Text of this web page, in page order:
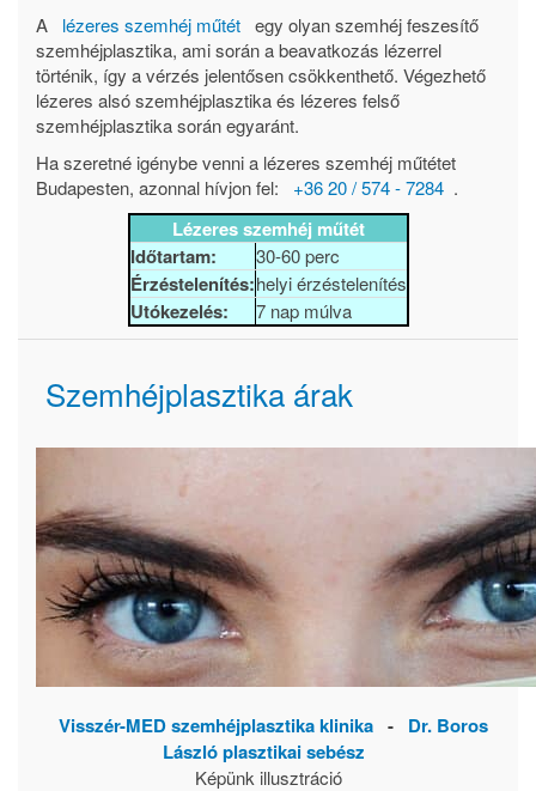
A
lézeres szemhéj műtét egy olyan szemhéj feszesítő
szemhéjplasztika, ami során a beavatkozás lézerrel
történik, így a vérzés jelentősen csökkenthető. Végezhető
lézeres alsó szemhéjplasztika és lézeres felső
szemhéjplasztika során egyaránt.
Ha szeretné igénybe venni a lézeres szemhéj műtétet
Budapesten, azonnal hívjon fel:
+36 20 / 574 - 7284 .
Lézeres szemhéj műtét
Időtartam:
30-60 perc
Érzéstelenítés:helyi érzéstelenítés
Utókezelés: 7 nap múlva
Szemhéjplasztika árak
Visszér-MED szemhéjplasztika klinika - Dr. Boros
László plasztikai sebész
Képünk illusztráció